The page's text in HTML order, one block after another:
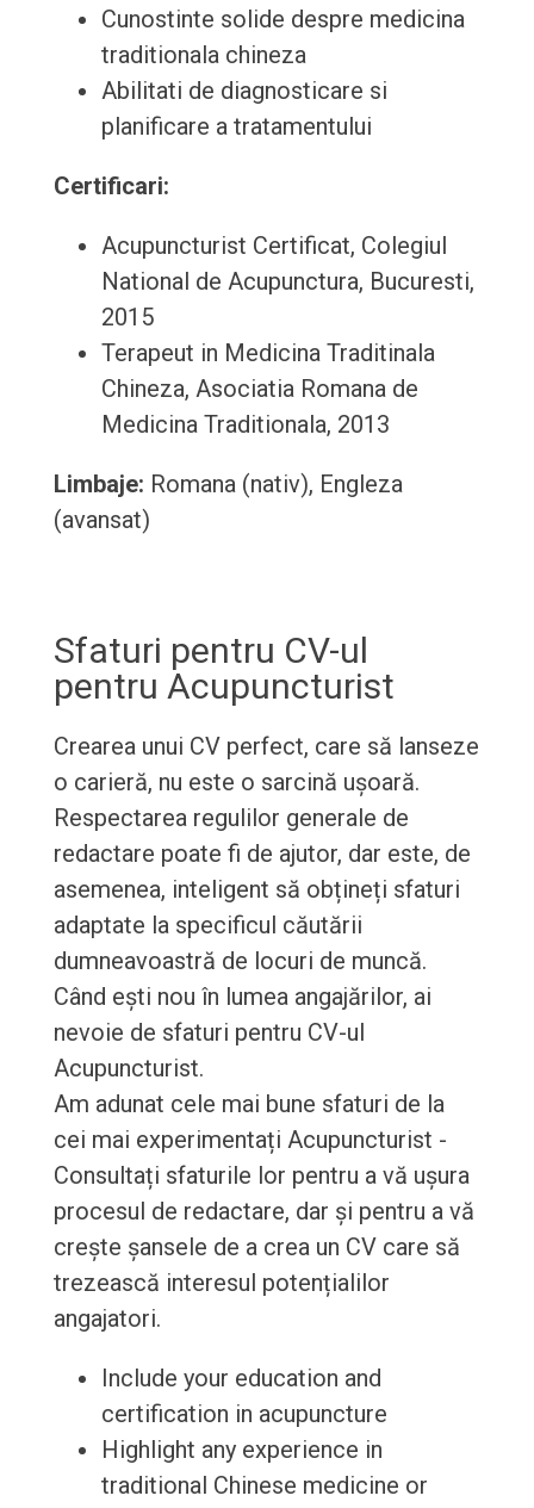
Cunostinte solide despre medicina
traditionala chineza
Abilitati de diagnosticare si
planificare a tratamentului
Certificari:
Acupuncturist Certificat, Colegiul
National de Acupunctura, Bucuresti,
2015
Terapeut in Medicina Traditinala
Chineza, Asociatia Romana de
Medicina Traditionala, 2013
Limbaje: Romana (nativ), Engleza
(avansat)
Sfaturi pentru CV-ul
pentru Acupuncturist
Crearea unui CV perfect, care să lanseze
o carieră, nu este o sarcină ușoară.
Respectarea regulilor generale de
redactare poate fi de ajutor, dar este, de
asemenea, inteligent să obțineți sfaturi
adaptate la specificul căutării
dumneavoastră de locuri de muncă.
Când ești nou în lumea angajărilor, ai
nevoie de sfaturi pentru CV-ul
Acupuncturist.
Am adunat cele mai bune sfaturi de la
cei mai experimentați Acupuncturist -
Consultați sfaturile lor pentru a vă ușura
procesul de redactare, dar și pentru a vă
crește șansele de a crea un CV care să
trezească interesul potențialilor
angajatori.
Include your education and
certification in acupuncture
Highlight any experience in
traditional Chinese medicine or